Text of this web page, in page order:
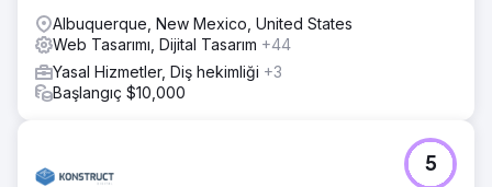
Albuquerque, New Mexico, United States
Web Tasarımı, Dijital Tasarım +44
Yasal Hizmetler, Diş hekimliği +3
Başlangıç $10,000
5